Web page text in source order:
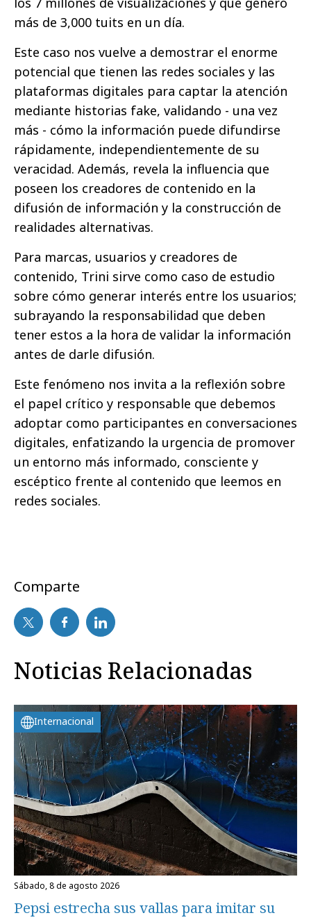
más de 3,000 tuits en un día.
Este caso nos vuelve a demostrar el enorme
potencial que tienen las redes sociales y las
plataformas digitales para captar la atención
mediante historias fake, validando - una vez
más - cómo la información puede difundirse
rápidamente, independientemente de su
veracidad. Además, revela la influencia que
poseen los creadores de contenido en la
difusión de información y la construcción de
realidades alternativas.
Para marcas, usuarios y creadores de
contenido, Trini sirve como caso de estudio
sobre cómo generar interés entre los usuarios;
subrayando la responsabilidad que deben
tener estos a la hora de validar la información
antes de darle difusión.
Este fenómeno nos invita a la reflexión sobre
el papel crítico y responsable que debemos
adoptar como participantes en conversaciones
digitales, enfatizando la urgencia de promover
un entorno más informado, consciente y
escéptico frente al contenido que leemos en
redes sociales.
Comparte
Noticias Relacionadas
Internacional
sábado, 8 de agosto 2026
Pepsi estrecha sus vallas para imitar su